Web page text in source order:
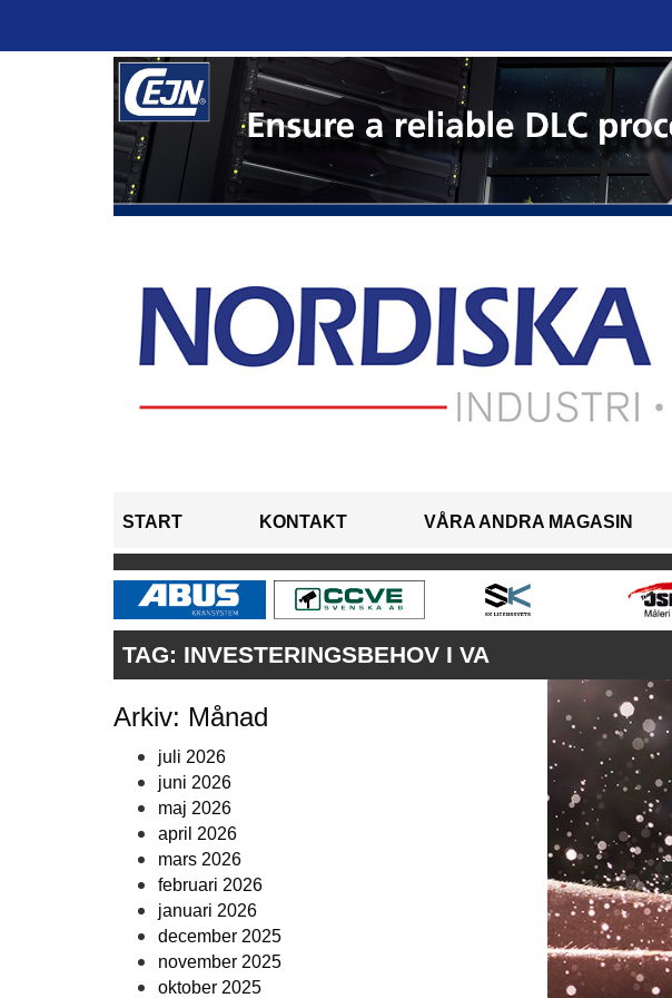
START KONTAKT VÅRA ANDRA MAGASIN
TAG: INVESTERINGSBEHOV I VA
Arkiv: Månad
juli 2026
juni 2026
maj 2026
april 2026
mars 2026
februari 2026
januari 2026
december 2025
november 2025
oktober 2025